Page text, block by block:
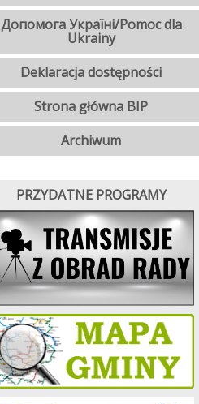
Допомога Україні/Pomoc dla
Ukrainy
Deklaracja dostępności
Strona główna BIP
Archiwum
PRZYDATNE PROGRAMY